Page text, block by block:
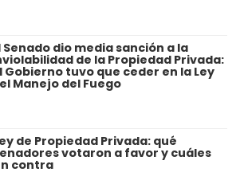
Senado dio media sanción a la
de la Propiedad Privada:
Gobierno tuvo que ceder en la Ley
Manejo del Fuego
de Propiedad Privada: qué
votaron a favor y cuáles
contra